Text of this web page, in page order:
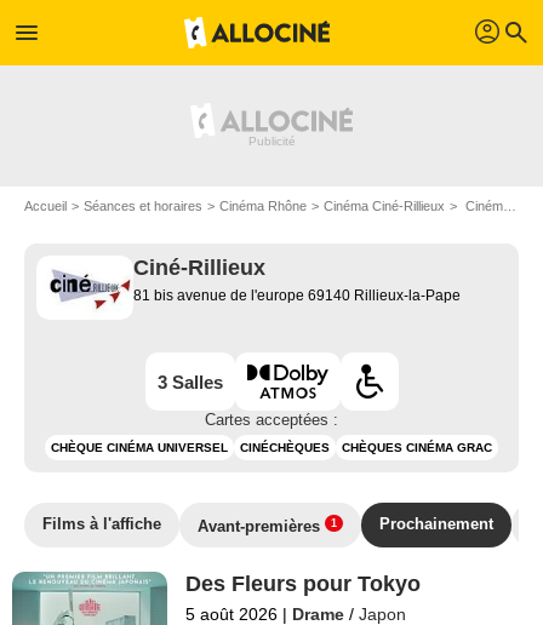
menu profil search
Accueil Séances et horaires Cinéma Rhône Cinéma Ciné-Rillieux Cinéma Ciné-Rillieux : Films bientôt à l'affiche
Ciné-Rillieux
81 bis avenue de l'europe 69140 Rillieux-la-Pape
3 Salles
Cartes acceptées :
CHÈQUE CINÉMA UNIVERSEL CINÉCHÈQUES CHÈQUES CINÉMA GRAC
Films à l'affiche Avant-premières 1 Prochainement
Des Fleurs pour Tokyo
5 août 2026 | Drame / Japon